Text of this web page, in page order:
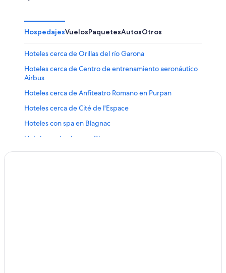
HospedajesVuelosPaquetesAutosOtros
Hoteles cerca de Orillas del río Garona
Hoteles cerca de Centro de entrenamiento aeronáutico
Airbus
Hoteles cerca de Anfiteatro Romano en Purpan
Hoteles cerca de Cité de l'Espace
Hoteles con spa en Blagnac
Hoteles en la playa en Blagnac
Hoteles en Blagnac